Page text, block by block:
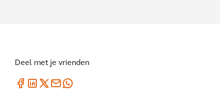
Deel met je vrienden